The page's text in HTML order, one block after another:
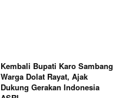
Kembali Bupati Karo Sambang
Warga Dolat Rayat, Ajak
Dukung Gerakan Indonesia